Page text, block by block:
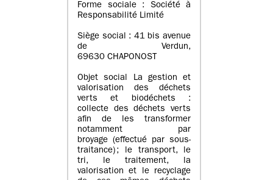
Forme sociale : Société à
Responsabilité Limité
Siège social : 41 bis avenue
de Verdun,
69630 CHAPONOST
Objet social La gestion et
valorisation des déchets
verts et biodéchets :
collecte des déchets verts
afin de les transformer
notamment par
broyage (effectué par sous-
traitance) ; le transport, le
tri, le traitement, la
valorisation et le recyclage